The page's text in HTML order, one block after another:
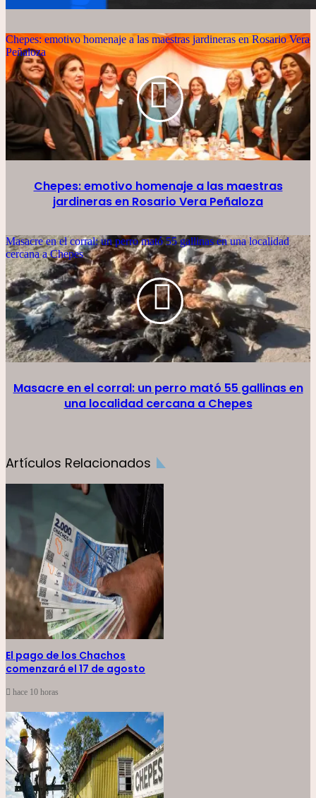
Chepes: emotivo homenaje a las maestras jardineras en Rosario Vera
Peñaloza
Chepes: emotivo homenaje a las maestras
jardineras en Rosario Vera Peñaloza
Masacre en el corral: un perro mató 55 gallinas en una localidad
cercana a Chepes
Masacre en el corral: un perro mató 55 gallinas en
una localidad cercana a Chepes
Artículos Relacionados
El pago de los Chachos
comenzará el 17 de agosto
hace 10 horas